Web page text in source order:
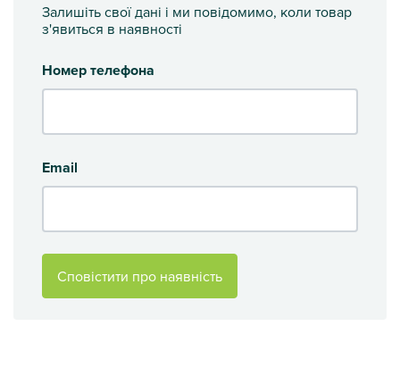
Залишіть свої дані і ми повідомимо, коли товар
з'явиться в наявності
Номер телефона
Email
Сповістити про наявність